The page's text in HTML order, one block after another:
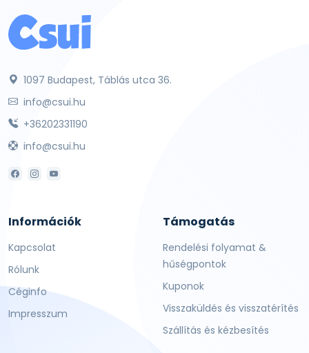
1097 Budapest, Táblás utca 36.
info@csui.hu
+36202331190
info@csui.hu
Információk
Kapcsolat
Rólunk
Céginfo
Impresszum
Támogatás
Rendelési folyamat &
hűségpontok
Kuponok
Visszaküldés és visszatérítés
Szállítás és kézbesítés